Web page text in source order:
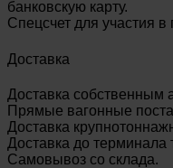
банковскую карту.
Спецсчет для участия
Доставка
Доставка собственным
Прямые вагонные
Доставка
Доставка до терминала
Самовывоз со склада.